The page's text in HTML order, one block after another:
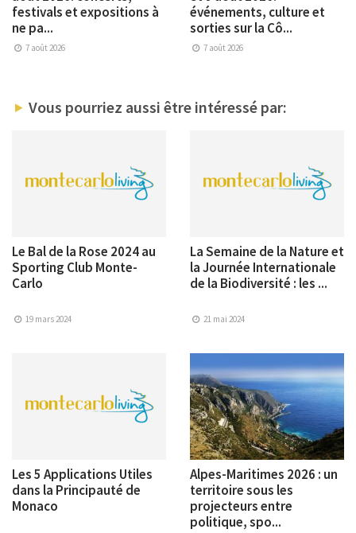
festivals et expositions à
ne pa...
7 août 2026
événements, culture et
sorties sur la Cô...
7 août 2026
Vous pourriez aussi être intéressé par:
Le Bal de la Rose 2024 au
Sporting Club Monte-
Carlo
19 mars 2024
La Semaine de la Nature et
la Journée Internationale
de la Biodiversité : les ...
21 mai 2024
Les 5 Applications Utiles
dans la Principauté de
Monaco
Alpes-Maritimes 2026 : un
territoire sous les
projecteurs entre
politique, spo...